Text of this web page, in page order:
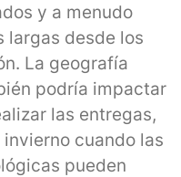
y a menudo
largas desde los
La geografía
podría impactar
las entregas,
cuando las
pueden